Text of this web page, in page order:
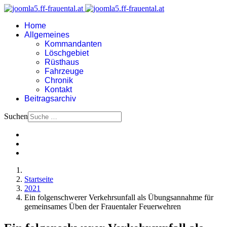
Home
Allgemeines
Kommandanten
Löschgebiet
Rüsthaus
Fahrzeuge
Chronik
Kontakt
Beitragsarchiv
Suchen
Startseite
2021
Ein folgenschwerer Verkehrsunfall als Übungsannahme für
gemeinsames Üben der Frauentaler Feuerwehren